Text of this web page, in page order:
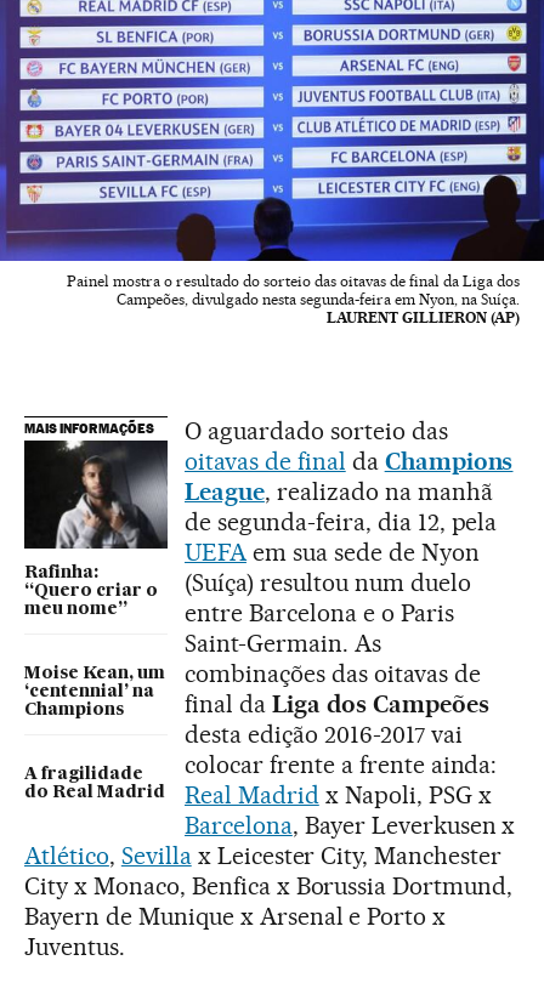
Painel mostra o resultado do sorteio das oitavas de final da Liga dos
Campeões, divulgado nesta segunda-feira em Nyon, na Suíça.
LAURENT GILLIERON (AP)
MAIS INFORMAÇÕES
Rafinha:
“Quero criar o
meu nome”
Moise Kean, um
‘centennial’ na
Champions
A fragilidade
do Real Madrid
O aguardado sorteio das
oitavas de final da Champions
League, realizado na manhã
de segunda-feira, dia 12, pela
UEFAem sua sede de Nyon
(Suíça) resultou num duelo
entre Barcelona e o Paris
Saint-Germain. As
combinações das oitavas de
final da Liga dos Campeões
desta edição 2016-2017 vai
colocar frente a frente ainda:
Real Madridx Napoli, PSG x
Barcelona, Bayer Leverkusen x
Atlético, Sevillax Leicester City, Manchester
City x Monaco, Benfica x Borussia Dortmund,
Bayern de Munique x Arsenal e Porto x
Juventus.